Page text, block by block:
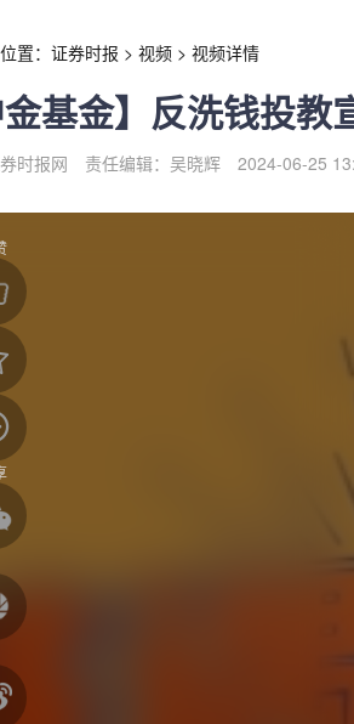
置： 证券时报 > 视频 > 视频详情
金基金】反洗钱投
时报网 责任编辑：吴晓辉 2024-06-25